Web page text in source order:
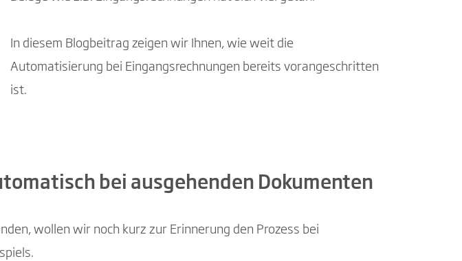
In diesem Blogbeitrag zeigen wir Ihnen, wie weit die
Automatisierung bei Eingangsrechnungen bereits vorangeschritten
ist.
bei ausgehenden Dokumenten
wollen wir noch kurz zur Erinnerung den Prozess bei